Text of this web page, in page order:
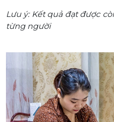
Lưu ý: Kết quả đạt được
từng người